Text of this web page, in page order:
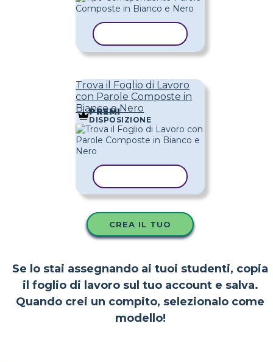
Trova il Foglio di Lavoro
con Parole Composte in
Bianco e Nero
PREMI
DISPOSIZIONE
CREA IL TUO
Se lo stai assegnando ai tuoi studenti, copia
il foglio di lavoro sul tuo account e salva.
Quando crei un compito, selezionalo come
modello!